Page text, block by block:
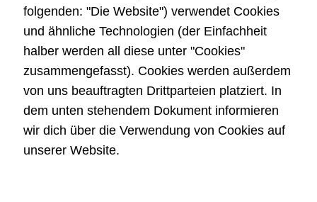
folgenden: "Die Website") verwendet Cookies
und ähnliche Technologien (der Einfachheit
halber werden all diese unter "Cookies"
zusammengefasst). Cookies werden außerdem
von uns beauftragten Drittparteien platziert. In
dem unten stehendem Dokument informieren
wir dich über die Verwendung von Cookies auf
unserer Website.